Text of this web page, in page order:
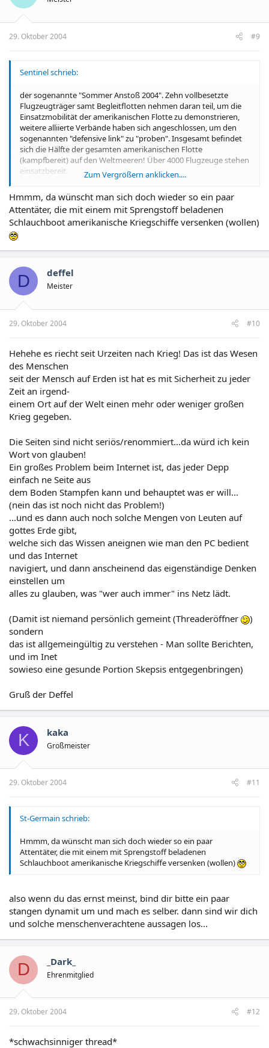
29. Oktober 2004 #9
Sentinel schrieb:
der sogenannte "Sommer Anstoß 2004". Zehn vollbesetzte
Flugzeugträger samt Begleitflotten nehmen daran teil, um die
Einsatzmobilität der amerikanischen Flotte zu demonstrieren,
weitere alliierte Verbände haben sich angeschlossen, um den
sogenannten "defensive link" zu "proben". Insgesamt befindet
sich die Hälfte der gesamten amerikanischen Flotte
(kampfbereit) auf den Weltmeeren! Über 4000 Flugzeuge stehen
einsatzbereit.
Und das sind nur die Amis......
Zum Vergrößern anklicken....
Hmmm, da wünscht man sich doch wieder so ein paar
Attentäter, die mit einem mit Sprengstoff beladenen
Schlauchboot amerikanische Kriegschiffe versenken (wollen)
D deffel
Meister
29. Oktober 2004 #10
Hehehe es riecht seit Urzeiten nach Krieg! Das ist das Wesen
des Menschen
seit der Mensch auf Erden ist hat es mit Sicherheit zu jeder
Zeit an irgend-
einem Ort auf der Welt einen mehr oder weniger großen
Krieg gegeben.
Die Seiten sind nicht seriös/renommiert...da würd ich kein
Wort von glauben!
Ein großes Problem beim Internet ist, das jeder Depp
einfach ne Seite aus
dem Boden Stampfen kann und behauptet was er will...
(nein das ist noch nicht das Problem!)
...und es dann auch noch solche Mengen von Leuten auf
gottes Erde gibt,
welche sich das Wissen aneignen wie man den PC bedient
und das Internet
navigiert, und dann anscheinend das eigenständige Denken
einstellen um
alles zu glauben, was "wer auch immer" ins Netz lädt.
(Damit ist niemand persönlich gemeint (Threaderöffner
)
sondern
das ist allgemeingültig zu verstehen - Man sollte Berichten,
und im Inet
sowieso eine gesunde Portion Skepsis entgegenbringen)
Gruß der Deffel
K kaka
Großmeister
29. Oktober 2004 #11
St-Germain schrieb:
Hmmm, da wünscht man sich doch wieder so ein paar
Attentäter, die mit einem mit Sprengstoff beladenen
Schlauchboot amerikanische Kriegschiffe versenken (wollen)
also wenn du das ernst meinst, bind dir bitte ein paar
stangen dynamit um und mach es selber. dann sind wir dich
und solche menschenverachtene aussagen los...
D _Dark_
Ehrenmitglied
29. Oktober 2004 #12
*schwachsinniger thread*